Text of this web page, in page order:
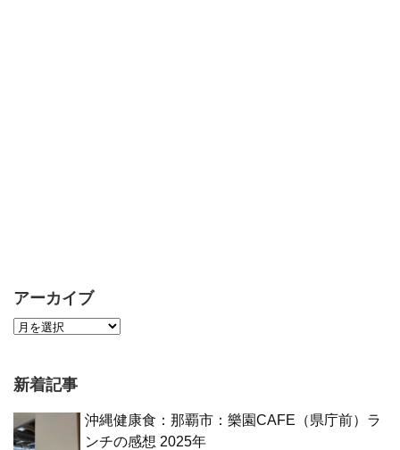
アーカイブ
新着記事
沖縄健康食：那覇市：樂園CAFE（県庁前）ラ
ンチの感想 2025年